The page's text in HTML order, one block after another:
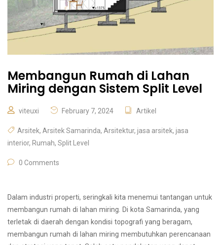
Membangun Rumah di Lahan
Miring dengan Sistem Split Level
viteuxi February 7, 2024 Artikel
Arsitek, Arsitek Samarinda, Arsitektur, jasa arsitek, jasa
interior, Rumah, Split Level
0 Comments
Dalam industri properti, seringkali kita menemui tantangan untuk
membangun rumah di lahan miring. Di kota Samarinda, yang
terletak di daerah dengan kondisi topografi yang beragam,
membangun rumah di lahan miring membutuhkan perencanaan